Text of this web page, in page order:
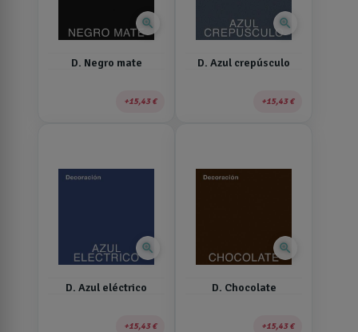
zoom_in
D. Negro mate
15,43 €
zoom_in
D. Azul crepúsculo
15,43 €
zoom_in
D. Azul eléctrico
15,43 €
zoom_in
D. Chocolate
15,43 €